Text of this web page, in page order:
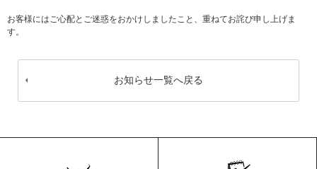
お客様にはご心配とご迷惑をおかけしましたこと、重ねてお詫び申し上げま
す。
お知らせ一覧へ戻る